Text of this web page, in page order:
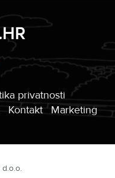
privatnosti
Kontakt Marketing